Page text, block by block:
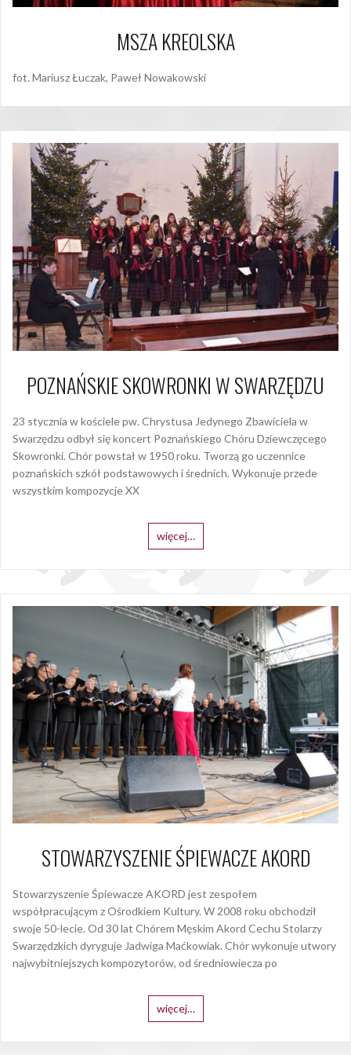
MSZA KREOLSKA
fot. Mariusz Łuczak, Paweł Nowakowski
POZNAŃSKIE SKOWRONKI W SWARZĘDZU
23 stycznia w kościele pw. Chrystusa Jedynego Zbawiciela w
Swarzędzu odbył się koncert Poznańskiego Chóru Dziewczęcego
Skowronki. Chór powstał w 1950 roku. Tworzą go uczennice
poznańskich szkół podstawowych i średnich. Wykonuje przede
wszystkim kompozycje XX
więcej…
STOWARZYSZENIE ŚPIEWACZE AKORD
Stowarzyszenie Śpiewacze AKORD jest zespołem
współpracującym z Ośrodkiem Kultury. W 2008 roku obchodził
swoje 50-lecie. Od 30 lat Chórem Męskim Akord Cechu Stolarzy
Swarzędzkich dyryguje Jadwiga Maćkowiak. Chór wykonuje utwory
najwybitniejszych kompozytorów, od średniowiecza po
więcej…